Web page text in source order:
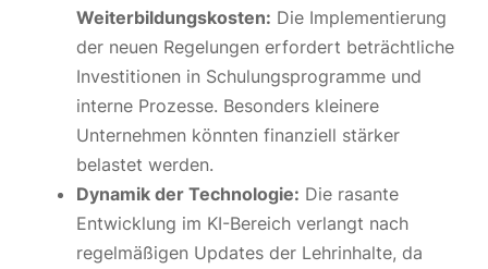
Weiterbildungskosten: Die Implementierung
der neuen Regelungen erfordert beträchtliche
Investitionen in Schulungsprogramme und
interne Prozesse. Besonders kleinere
Unternehmen könnten finanziell stärker
belastet werden.
Dynamik der Technologie: Die rasante
Entwicklung im KI-Bereich verlangt nach
regelmäßigen Updates der Lehrinhalte, da